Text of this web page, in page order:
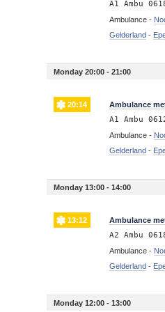
A1 Ambu
Ambulance -
Gelderland -
Monday 20:00 - 21:00
20:14 Ambulance
A1 Ambu
Ambulance -
Gelderland -
Monday 13:00 - 14:00
13:12 Ambulance
A2 Ambu
Ambulance -
Gelderland -
Monday 12:00 - 13:00